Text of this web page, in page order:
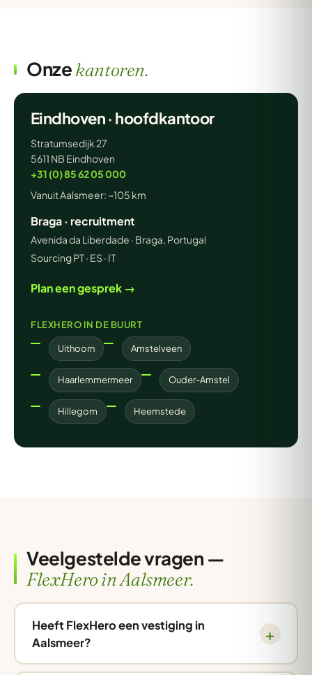
Onzekantoren.
Eindhoven · hoofdkantoor
Stratumsedijk 27
5611 NB Eindhoven
+31 (0) 85 62 05 000
Vanuit Aalsmeer: ~105 km
Braga · recruitment
Avenida da Liberdade · Braga, Portugal
Sourcing PT · ES · IT
Plan een gesprek →
FLEXHERO IN DE BUURT
Uithoorn Amstelveen
Haarlemmermeer Ouder-Amstel
Hillegom Heemstede
Veelgestelde vragen —
FlexHero in Aalsmeer.
Heeft FlexHero een vestiging in
Aalsmeer?